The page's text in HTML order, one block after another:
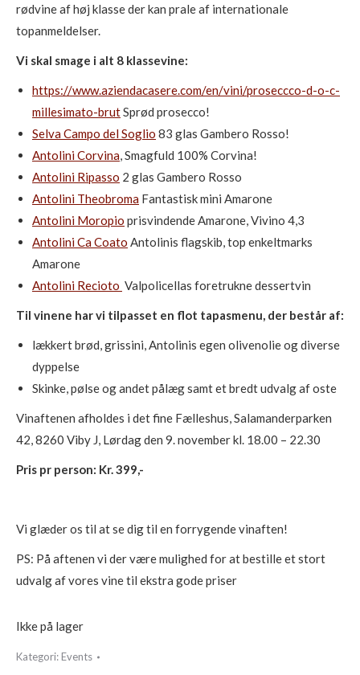
rødvine af høj klasse der kan prale af internationale
topanmeldelser.
Vi skal smage i alt 8 klassevine:
https://www.aziendacasere.com/en/vini/proseccco-d-o-c-
millesimato-brutSprød prosecco!
Selva Campo del Soglio 83 glas Gambero Rosso!
Antolini Corvina, Smagfuld 100% Corvina!
Antolini Ripasso 2 glas Gambero Rosso
Antolini Theobroma Fantastisk mini Amarone
Antolini Moropio prisvindende Amarone, Vivino 4,3
Antolini Ca Coato Antolinis flagskib, top enkeltmarks
Amarone
Antolini Recioto Valpolicellas foretrukne dessertvin
Til vinene har vi tilpasset en flot tapasmenu, der består af:
lækkert brød, grissini, Antolinis egen olivenolie og diverse
dyppelse
Skinke, pølse og andet pålæg samt et bredt udvalg af oste
Vinaftenen afholdes i det fine Fælleshus, Salamanderparken
42, 8260 Viby J, Lørdag den 9. november kl. 18.00 – 22.30
Pris pr person: Kr. 399,-
Vi glæder os til at se dig til en forrygende vinaften!
PS: På aftenen vi der være mulighed for at bestille et stort
udvalg af vores vine til ekstra gode priser
Ikke på lager
Kategori: Events